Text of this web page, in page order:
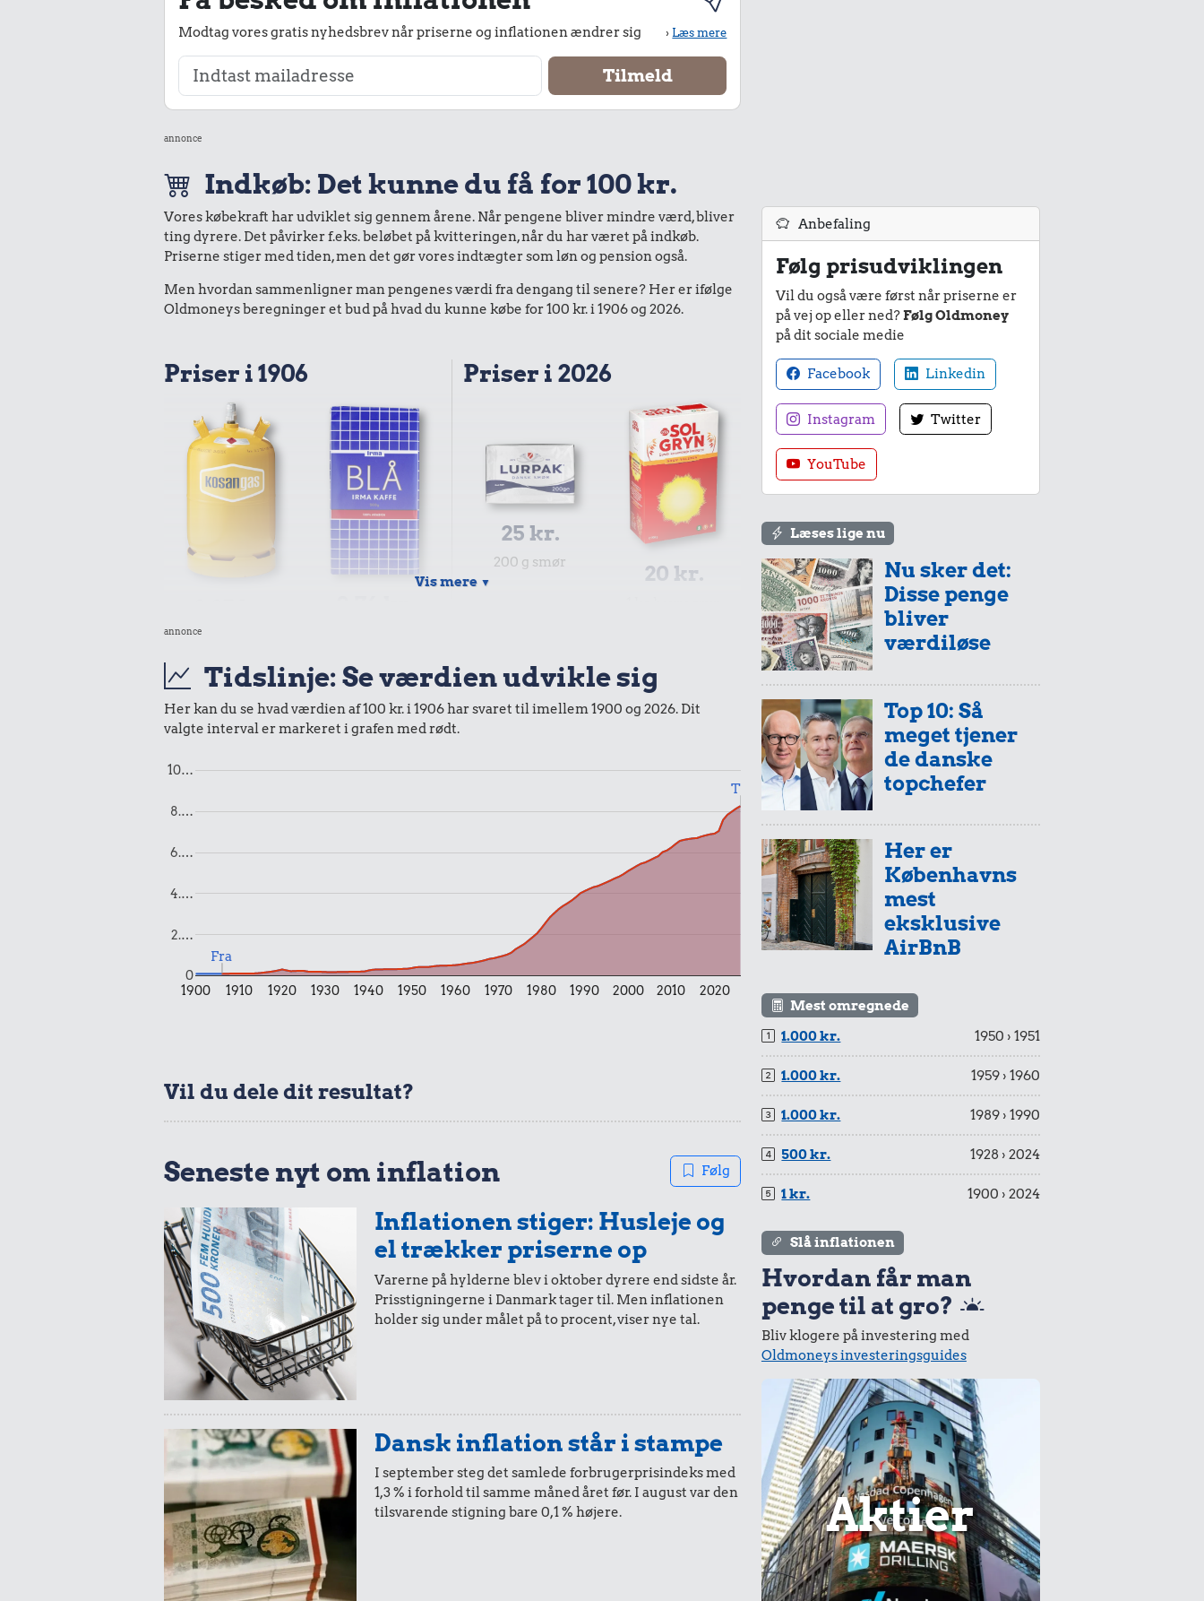
Modtag vores gratis nyhedsbrev når priserne og inflationen ændrer sig ›Læs mere
annonce
Indkøb: Det kunne du få for 100 kr.
Vores købekraft har udviklet sig gennem årene. Når pengene bliver mindre værd, bliver
ting dyrere. Det påvirker f.eks. beløbet på kvitteringen, når du har været på indkøb.
Priserne stiger med tiden, men det gør vores indtægter som løn og pension også.
Men hvordan sammenligner man pengenes værdi fra dengang til senere? Her er ifølge
Oldmoneys beregninger et bud på hvad du kunne købe for 100 kr. i 1906 og 2026.
Priser i 1906
1,66 kr.
3,93 kr.
0,18 kr.
1 liter mælk
0,11 kr.
100 g flæskesvær
0,29 kr.
Røget sild
Priser i 2026
25 kr.
200 g smør 20 kr.
Kylling Tyggegummi
Vis mere ▼
annonce
Tidslinje: Se værdien udvikle sig
Her kan du se hvad værdien af 100 kr. i 1906 har svaret til imellem 1900 og 2026. Dit
valgte interval er markeret i grafen med rødt.
1900 1910 1920 1930 1940 1950 1960 1970 1980 1990 2000 2010 2020
0
2.…
4.…
6.…
8.…
10…
Fra
Til
Vil du dele dit resultat?
Seneste nyt om inflation Følg
Inflationen stiger: Husleje og
el trækker priserne op
Varerne på hylderne blev i oktober dyrere end sidste år.
Prisstigningerne i Danmark tager til. Men inflationen
holder sig under målet på to procent, viser nye tal.
Dansk inflation står i stampe
I september steg det samlede forbrugerprisindeks med
1,3 % i forhold til samme måned året før. I august var den
tilsvarende stigning bare 0,1 % højere.
Anbefaling
Følg prisudviklingen
Vil du også være først når priserne er
på vej op eller ned?Følg Oldmoney
på dit sociale medie
Facebook Linkedin
Instagram Twitter
YouTube
Læses lige nu
Nu sker det:
Disse penge
bliver
værdiløse
Top 10: Så
meget tjener
de danske
topchefer
Her er
Københavns
mest
eksklusive
AirBnB
Mest omregnede
1.000 kr.
1950 › 1951
1.000 kr. 1959 › 1960
1.000 kr. 1989 › 1990
500 kr. 1928 › 2024
1 kr. 1900 › 2024
Slå inflationen
Hvordan får man
penge til at gro?
Bliv klogere på investering med
Oldmoneys investeringsguides
Aktier